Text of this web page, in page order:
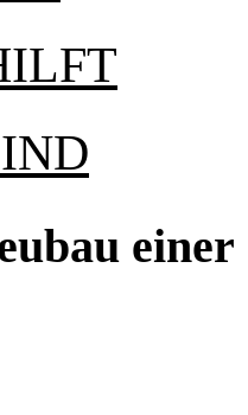
einer